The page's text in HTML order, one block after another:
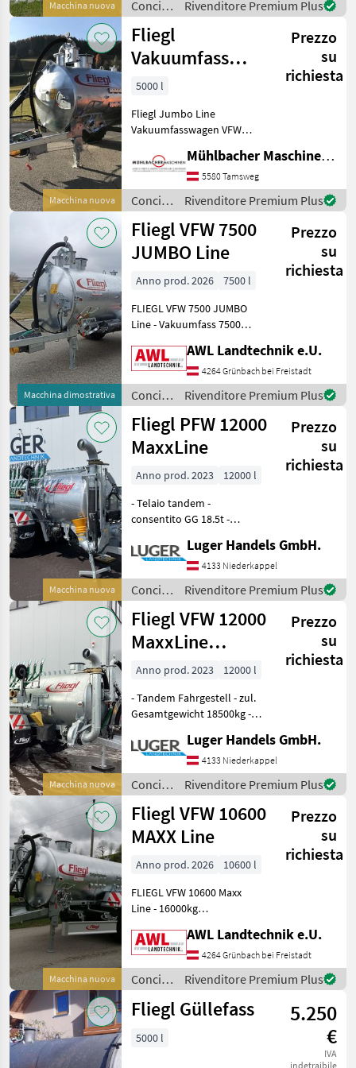
Macchina nuova
Parabelfederun
Concimazione
e
irrigazione
/ Fliegl
Rivenditore Premium Plus
Macchina nuova
Fliegl
Vakuumfass
5000l Jumbo
Line Güllefass
Prezzo
su
richiesta
5000 l
Fliegl Jumbo Line
Vakuumfasswagen VFW
Fahrgestell - gekröpfte
Achse versetzbar - zul.
Gesamtgewicht 7000kg -
verstellbare Zugdeichsel
Obe
Mühlbacher Maschinen GmbH
5580 Tamsweg
Concimazione
e
irrigazione
/ Fliegl
Rivenditore Premium Plus
Macchina dimostrativa
Fliegl VFW 7500
JUMBO Line
Prezzo
su
richiesta
Anno prod. 2026
7500 l
FLIEGL VFW 7500 JUMBO
Line - Vakuumfass 7500
Ausführung mit niedrigen
Schwerpunkt - 11000kg
Gesamtgewicht -
Obenanhängung mit DIN
Zugöse 40
AWL Landtechnik e.U.
4264 Grünbach bei Freistadt
Concimazione
e
irrigazione
/ Fliegl
Rivenditore Premium Plus
Macchina nuova
Fliegl PFW 12000
MaxxLine
Prezzo
su
richiesta
Anno prod. 2023
12000 l
- Telaio tandem -
consentito GG 18.5t -
occhiello di traino - Cilindro
di ribaltamento del fusto e
piede di appoggio a caduta
- Aria compre
Luger Handels GmbH.
4133 Niederkappel
Concimazione
e
irrigazione
/ Fliegl
Rivenditore Premium Plus
Macchina nuova
Fliegl VFW 12000
MaxxLine
Tandem
Prezzo
su
richiesta
Anno prod. 2023
12000 l
- Tandem Fahrgestell - zul.
Gesamtgewicht 18500kg -
Fasskippzylinder mit
Fallstützfuß - 2-Kreis
Druckluft mit ALB -
Parabelfederung Tit
Luger Handels GmbH.
4133 Niederkappel
Concimazione
e
irrigazione
/ Fliegl
Rivenditore Premium Plus
Macchina nuova
Fliegl VFW 10600
MAXX Line
Prezzo
su
richiesta
Anno prod. 2026
10600 l
FLIEGL VFW 10600 Maxx
Line - 16000kg
Zugdeichsel
Untenanhängung -DIN
Zugöse 40mm -
Faßkippzylinder mit
Fallstützfuß -2 Kreis-
Druckluft mit ALB -
AWL Landtechnik e.U.
4264 Grünbach bei Freistadt
Concimazione
e
irrigazione
Rivenditore Premium Plus
Fliegl Güllefass
5.250
€
IVA
indetraibile
5000 l